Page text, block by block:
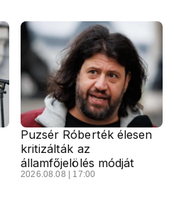
Puzsér Róberték élesen
kritizálták az
államfőjelölés módját
2026.08.08 | 17:00